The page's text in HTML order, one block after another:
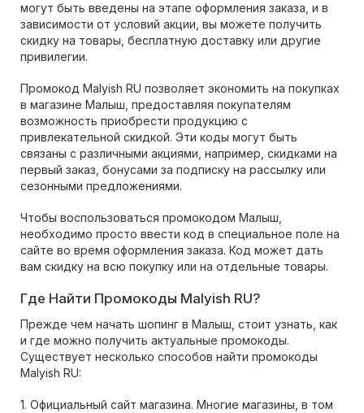
могут быть введены на этапе оформления заказа, и в
зависимости от условий акции, вы можете получить
скидку на товары, бесплатную доставку или другие
привилегии.
Промокод Malyish RU позволяет экономить на покупках
в магазине Малыш, предоставляя покупателям
возможность приобрести продукцию с
привлекательной скидкой. Эти коды могут быть
связаны с различными акциями, например, скидками на
первый заказ, бонусами за подписку на рассылку или
сезонными предложениями.
Чтобы воспользоваться промокодом Малыш,
необходимо просто ввести код в специальное поле на
сайте во время оформления заказа. Код может дать
вам скидку на всю покупку или на отдельные товары.
Где Найти Промокоды Malyish RU?
Прежде чем начать шопинг в Малыш, стоит узнать, как
и где можно получить актуальные промокоды.
Существует несколько способов найти промокоды
Malyish RU:
1. Официальный сайт магазина. Многие магазины, в том